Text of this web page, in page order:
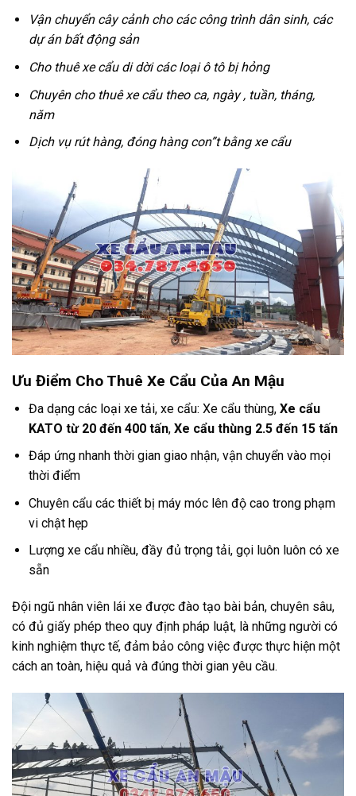
Vận chuyển cây cảnh cho các công trình dân sinh, các
dự án bất động sản
Cho thuê xe cẩu di dời các loại ô tô bị hỏng
Chuyên cho thuê xe cẩu theo ca, ngày , tuần, tháng,
năm
Dịch vụ rút hàng, đóng hàng con”t bằng xe cẩu
Ưu Điểm Cho Thuê Xe Cẩu Của An Mậu
Đa dạng các loại xe tải, xe cẩu: Xe cẩu thùng, Xe cẩu
KATO từ 20 đến 400 tấn, Xe cẩu thùng 2.5 đến 15 tấn
Đáp ứng nhanh thời gian giao nhận, vận chuyển vào mọi
thời điểm
Chuyên cẩu các thiết bị máy móc lên độ cao trong phạm
vi chật hẹp
Lượng xe cẩu nhiều, đầy đủ trọng tải, gọi luôn luôn có xe
sẵn
Đội ngũ nhân viên lái xe được đào tạo bài bản, chuyên sâu,
có đủ giấy phép theo quy định pháp luật, là những người có
kinh nghiệm thực tế, đảm bảo công việc được thực hiện một
cách an toàn, hiệu quả và đúng thời gian yêu cầu.